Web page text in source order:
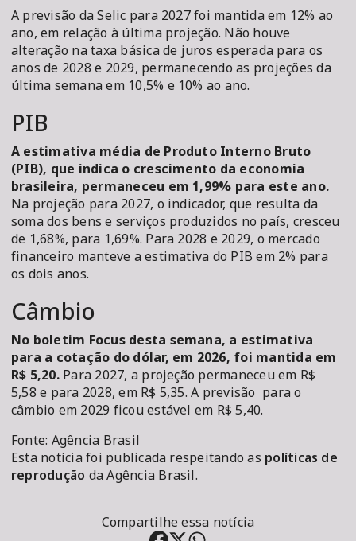
A previsão da Selic para 2027 foi mantida em 12% ao
ano, em relação à última projeção. Não houve
alteração na taxa básica de juros esperada para os
anos de 2028 e 2029, permanecendo as projeções da
última semana em 10,5% e 10% ao ano.
PIB
A estimativa média de Produto Interno Bruto
(PIB), que indica o crescimento da economia
brasileira, permaneceu em 1,99% para este ano.
Na projeção para 2027, o indicador, que resulta da
soma dos bens e serviços produzidos no país, cresceu
de 1,68%, para 1,69%. Para 2028 e 2029, o mercado
financeiro manteve a estimativa do PIB em 2% para
os dois anos.
Câmbio
No boletim Focus desta semana, a estimativa
para a cotação do dólar, em 2026, foi mantida em
R$ 5,20.Para 2027, a projeção permaneceu em R$
5,58 e para 2028, em R$ 5,35. A previsão para o
câmbio em 2029 ficou estável em R$ 5,40.
Fonte: Agência Brasil
Esta notícia foi publicada respeitando as políticas de
reprodução da Agência Brasil.
Compartilhe essa notícia